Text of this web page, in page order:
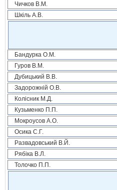
Чичков В.М.
Шкіль А.В.
Бандурка О.М.
Гуров В.М.
Дубицький В.В.
Задорожній О.В.
Колісник М.Д.
Кузьменко П.П.
Мокроусов А.О.
Осика С.Г.
Развадовський В.Й.
Рябіка В.Л.
Толочко П.П.